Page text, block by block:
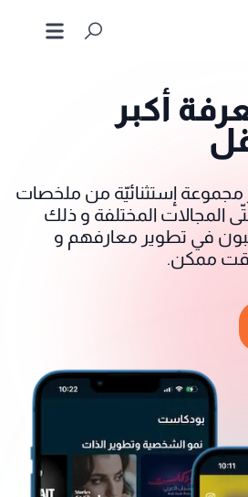
أكبر
مجموعة إستثنائيّة من ملخصات
المجالات المختلفة و ذلك
في تطوير معارفهم و
ممكن.